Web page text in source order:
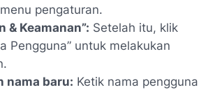
pengaturan.
& Keamanan”: Setelah itu, klik
Pengguna” untuk melakukan
nama baru: Ketik nama pengguna